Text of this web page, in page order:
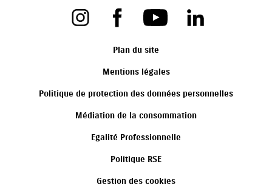
Plan du site
Mentions légales
Politique de protection des données personnelles
Médiation de la consommation
Egalité Professionnelle
Politique RSE
Gestion des cookies